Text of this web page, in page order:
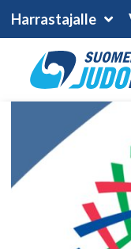
Harrastajalle